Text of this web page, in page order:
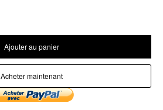
Ajouter au panier
Acheter maintenant